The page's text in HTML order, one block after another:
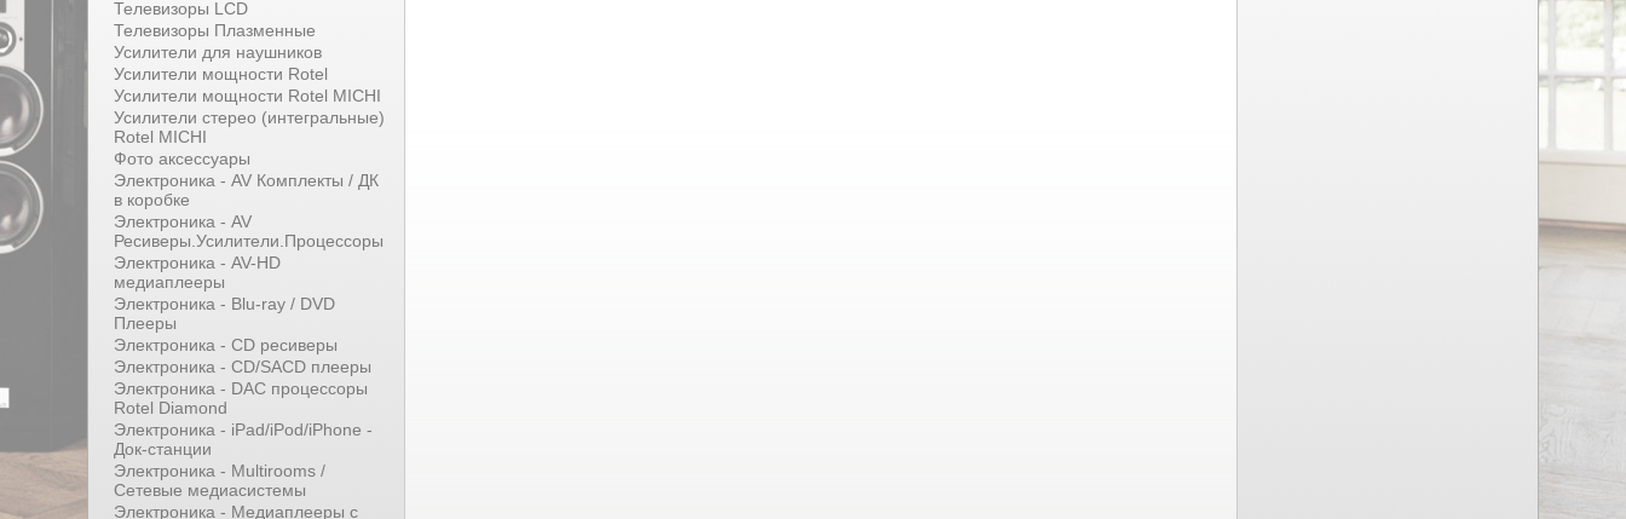
Телевизоры LCD
Телевизоры Плазменные
Усилители для наушников
Усилители мощности Rotel
Усилители мощности Rotel MICHI
Усилители стерео (интегральные)
Rotel MICHI
Фото аксессуары
Электроника - AV Комплекты / ДК
в коробке
Электроника - AV
Ресиверы.Усилители.Процессоры
Электроника - AV-HD
медиаплееры
Электроника - Blu-ray / DVD
Плееры
Электроника - CD ресиверы
Электроника - CD/SACD плееры
Электроника - DAC процессоры
Rotel Diamond
Электроника - iPad/iPod/iPhone -
Док-станции
Электроника - Multirooms /
Сетевые медиасистемы
Электроника - Медиаплееры с